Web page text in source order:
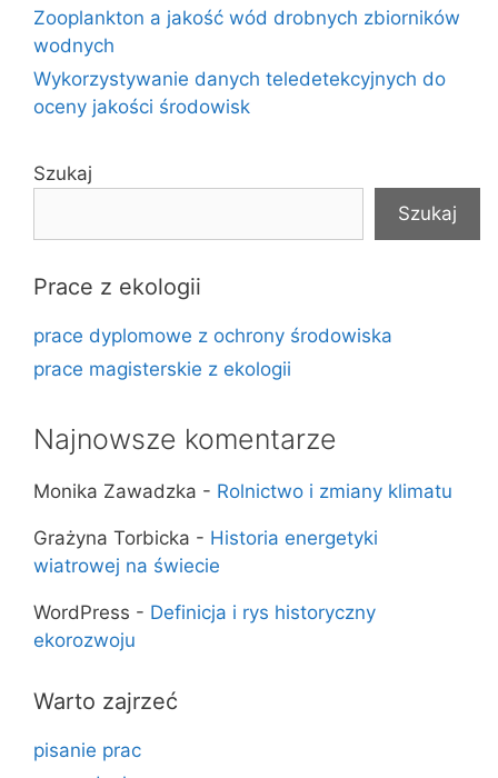
Zooplankton a jakość wód drobnych zbiorników
wodnych
Wykorzystywanie danych teledetekcyjnych do
oceny jakości środowisk
Szukaj
Szukaj
Prace z ekologii
prace dyplomowe z ochrony środowiska
prace magisterskie z ekologii
Najnowsze komentarze
Monika Zawadzka - Rolnictwo i zmiany klimatu
Grażyna Torbicka - Historia energetyki
wiatrowej na świecie
WordPress - Definicja i rys historyczny
ekorozwoju
Warto zajrzeć
pisanie prac